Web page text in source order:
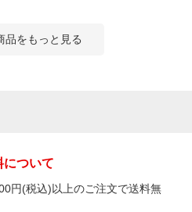
品をもっと見る
について
円(税込)以上のご注文で送料無